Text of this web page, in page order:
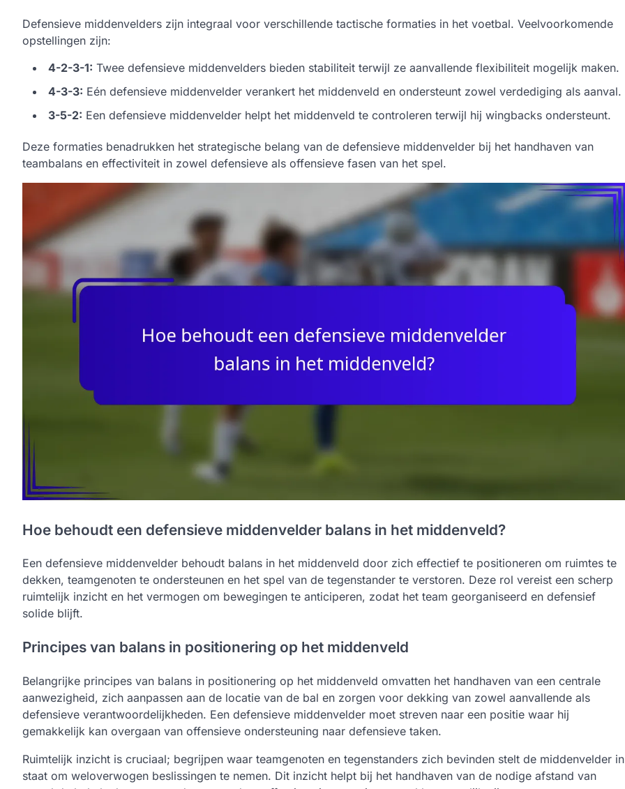
Defensieve middenvelders zijn integraal voor verschillende tactische formaties in het voetbal. Veelvoorkomende
opstellingen zijn:
4-2-3-1: Twee defensieve middenvelders bieden stabiliteit terwijl ze aanvallende flexibiliteit mogelijk maken.
4-3-3: Eén defensieve middenvelder verankert het middenveld en ondersteunt zowel verdediging als aanval.
3-5-2: Een defensieve middenvelder helpt het middenveld te controleren terwijl hij wingbacks ondersteunt.
Deze formaties benadrukken het strategische belang van de defensieve middenvelder bij het handhaven van
teambalans en effectiviteit in zowel defensieve als offensieve fasen van het spel.
Hoe behoudt een defensieve middenvelder balans in het middenveld?
Een defensieve middenvelder behoudt balans in het middenveld door zich effectief te positioneren om ruimtes te
dekken, teamgenoten te ondersteunen en het spel van de tegenstander te verstoren. Deze rol vereist een scherp
ruimtelijk inzicht en het vermogen om bewegingen te anticiperen, zodat het team georganiseerd en defensief
solide blijft.
Principes van balans in positionering op het middenveld
Belangrijke principes van balans in positionering op het middenveld omvatten het handhaven van een centrale
aanwezigheid, zich aanpassen aan de locatie van de bal en zorgen voor dekking van zowel aanvallende als
defensieve verantwoordelijkheden. Een defensieve middenvelder moet streven naar een positie waar hij
gemakkelijk kan overgaan van offensieve ondersteuning naar defensieve taken.
Ruimtelijk inzicht is cruciaal; begrijpen waar teamgenoten en tegenstanders zich bevinden stelt de middenvelder in
staat om weloverwogen beslissingen te nemen. Dit inzicht helpt bij het handhaven van de nodige afstand van